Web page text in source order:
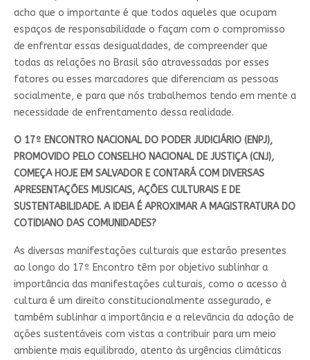
acho que o importante é que todos aqueles que ocupam
espaços de responsabilidade o façam com o compromisso
de enfrentar essas desigualdades, de compreender que
todas as relações no Brasil são atravessadas por esses
fatores ou esses marcadores que diferenciam as pessoas
socialmente, e para que nós trabalhemos tendo em mente a
necessidade de enfrentamento dessa realidade.
O 17º ENCONTRO NACIONAL DO PODER JUDICIÁRIO (ENPJ),
PROMOVIDO PELO CONSELHO NACIONAL DE JUSTIÇA (CNJ),
COMEÇA HOJE EM SALVADOR E CONTARÁ COM DIVERSAS
APRESENTAÇÕES MUSICAIS, AÇÕES CULTURAIS E DE
SUSTENTABILIDADE. A IDEIA É APROXIMAR A MAGISTRATURA DO
COTIDIANO DAS COMUNIDADES?
As diversas manifestações culturais que estarão presentes
ao longo do 17º Encontro têm por objetivo sublinhar a
importância das manifestações culturais, como o acesso à
cultura é um direito constitucionalmente assegurado, e
também sublinhar a importância e a relevância da adoção de
ações sustentáveis com vistas a contribuir para um meio
ambiente mais equilibrado, atento às urgências climáticas